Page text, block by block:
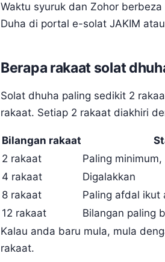
Waktu syuruk dan Zohor
Duha di portal e-solat JAKIM
Berapa rakaat solat
Solat dhuha paling sedikit 2
rakaat. Setiap 2 rakaat diakhiri
Bilangan rakaat
2 rakaat
Paling
4 rakaat
Digalakkan
8 rakaat
Paling afdal ikut
12 rakaat
Bilangan paling
Kalau anda baru mula, mula
rakaat.